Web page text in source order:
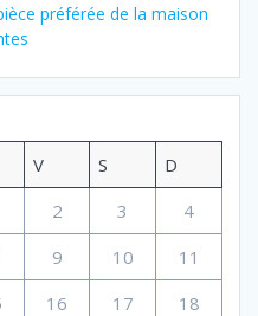
préférée de la maison
V S
D
2 3
4
9 10
11
16 17
18